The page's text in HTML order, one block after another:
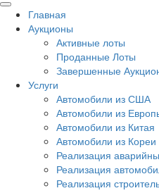
Главная
Аукционы
Активные лоты
Проданные Лоты
Завершенные
Услуги
Автомобили из США
Автомобили из
Автомобили из Китая
Автомобили из Кореи
Реализация
Реализация
Реализация